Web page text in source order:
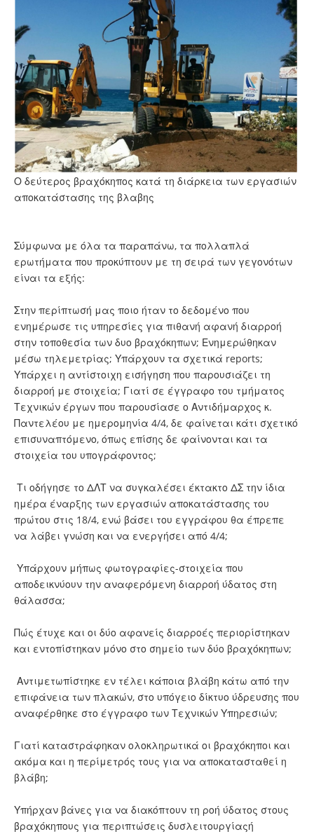
Ο δεύτερος βραχόκηπος κατά τη διάρκεια των εργασιών
αποκατάστασης της βλαβης
Σύμφωνα με όλα τα παραπάνω, τα πολλαπλά
ερωτήματα που προκύπτουν με τη σειρά των γεγονότων
είναι τα εξής:
Στην περίπτωσή μας ποιο ήταν το δεδομένο που
ενημέρωσε τις υπηρεσίες για πιθανή αφανή διαρροή
στην τοποθεσία των δυο βραχόκηπων; Ενημερώθηκαν
μέσω τηλεμετρίας; Υπάρχουν τα σχετικά reports;
Υπάρχει η αντίστοιχη εισήγηση που παρουσιάζει τη
διαρροή με στοιχεία; Γιατί σε έγγραφο του τμήματος
Τεχνικών έργων που παρουσίασε ο Αντιδήμαρχος κ.
Παντελέου με ημερομηνία 4/4, δε φαίνεται κάτι σχετικό
επισυναπτόμενο, όπως επίσης δε φαίνονται και τα
στοιχεία του υπογράφοντος;
Τι οδήγησε το ΔΛΤ να συγκαλέσει έκτακτο ΔΣ την ίδια
ημέρα έναρξης των εργασιών αποκατάστασης του
πρώτου στις 18/4, ενώ βάσει του εγγράφου θα έπρεπε
να λάβει γνώση και να ενεργήσει από 4/4;
Υπάρχουν μήπως φωτογραφίες-στοιχεία που
αποδεικνύουν την αναφερόμενη διαρροή ύδατος στη
θάλασσα;
Πώς έτυχε και οι δύο αφανείς διαρροές περιορίστηκαν
και εντοπίστηκαν μόνο στο σημείο των δύο βραχόκηπων;
Αντιμετωπίστηκε εν τέλει κάποια βλάβη κάτω από την
επιφάνεια των πλακών, στο υπόγειο δίκτυο ύδρευσης που
αναφέρθηκε στο έγγραφο των Τεχνικών Υπηρεσιών;
Γιατί καταστράφηκαν ολοκληρωτικά οι βραχόκηποι και
ακόμα και η περίμετρός τους για να αποκατασταθεί η
βλάβη;
Υπήρχαν βάνες για να διακόπτουν τη ροή ύδατος στους
βραχόκηπους για περιπτώσεις δυσλειτουργίαςή